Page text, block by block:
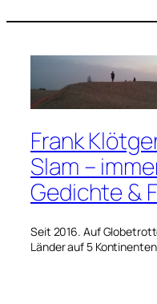
Frank
Slam –
Gedichte &
Seit 2016. Auf
Länder auf 5 Kontinenten